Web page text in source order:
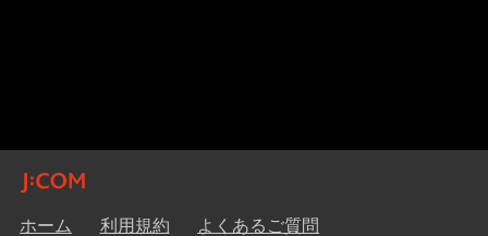
ホーム 利用規約 よくあるご質問